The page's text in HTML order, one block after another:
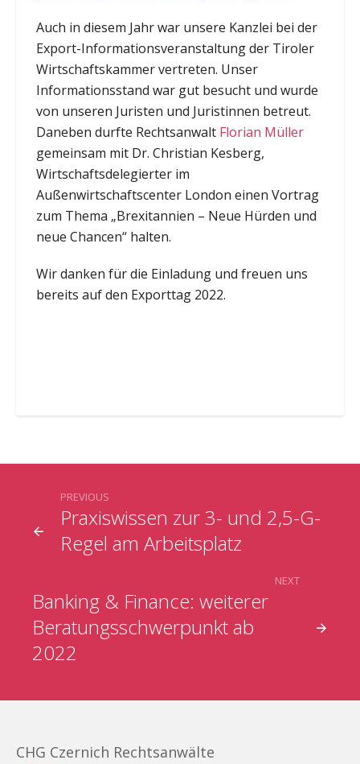
Auch in diesem Jahr war unsere Kanzlei bei der
Export-Informationsveranstaltung der Tiroler
Wirtschaftskammer vertreten. Unser
Informationsstand war gut besucht und wurde
von unseren Juristen und Juristinnen betreut.
Daneben durfte Rechtsanwalt Florian Müller
gemeinsam mit Dr. Christian Kesberg,
Wirtschaftsdelegierter im
Außenwirtschaftscenter London einen Vortrag
zum Thema „Brexitannien – Neue Hürden und
neue Chancen“ halten.
Wir danken für die Einladung und freuen uns
bereits auf den Exporttag 2022.
Praxiswissen zur 3- und 2,5-G-
Regel am Arbeitsplatz
PREVIOUS
Banking & Finance: weiterer
Beratungsschwerpunkt ab
2022
NEXT
CHG Czernich Rechtsanwälte